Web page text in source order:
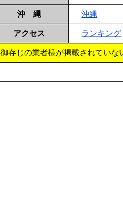
沖 縄 沖縄
アクセス ランキング
御存じの業者様が掲載されていな